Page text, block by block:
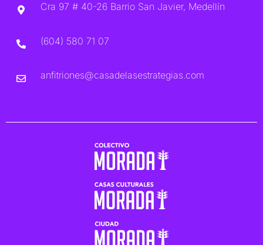
Cra 97 # 40-26 Barrio San Javier, Medellín
(604) 580 71 07
anfitriones@casadelasestrategias.com